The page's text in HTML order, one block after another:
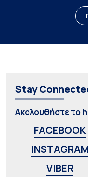
Stay
Ακολουθήστε το
FACEBOOK
INSTAGRAM
VIBER